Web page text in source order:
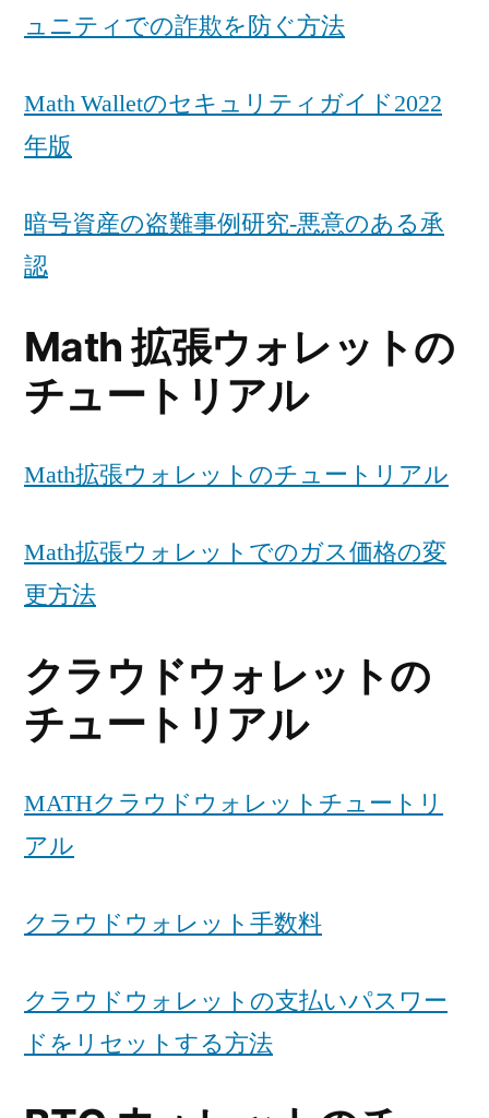
ュニティでの詐欺を防ぐ方法
Math Walletのセキュリティガイド2022
年版
暗号資産の盗難事例研究-悪意のある承
認
Math 拡張ウォレットの
チュートリアル
Math拡張ウォレットのチュートリアル
Math拡張ウォレットでのガス価格の変
更方法
クラウドウォレットの
チュートリアル
MATHクラウドウォレットチュートリ
アル
クラウドウォレット手数料
クラウドウォレットの支払いパスワー
ドをリセットする方法